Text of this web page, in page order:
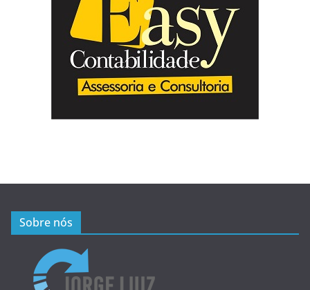
Sobre nós